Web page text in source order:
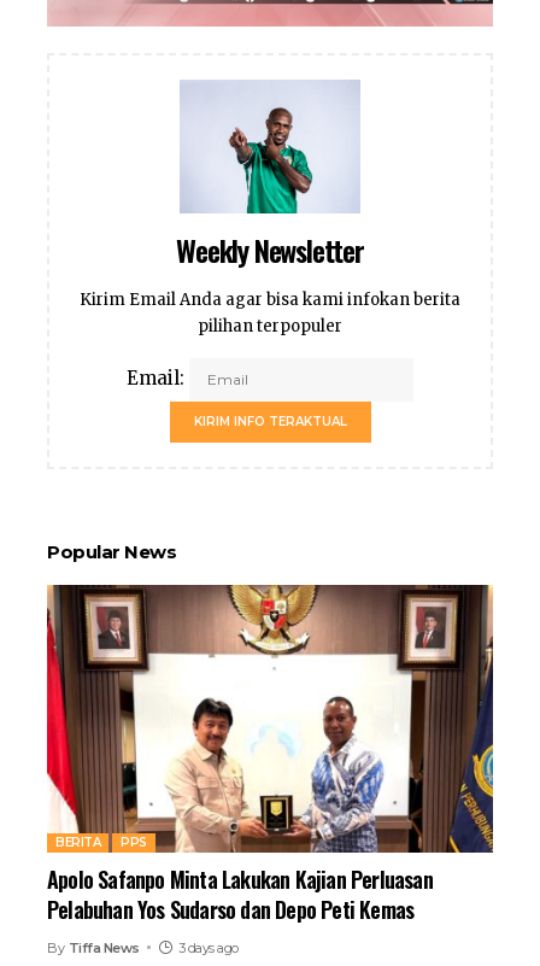
Weekly Newsletter
Kirim Email Anda agar bisa kami infokan berita
pilihan terpopuler
Email:
KIRIM INFO TERAKTUAL
Popular News
BERITA PPS
Apolo Safanpo Minta Lakukan Kajian Perluasan
Pelabuhan Yos Sudarso dan Depo Peti Kemas
By Tiffa News 3 days ago